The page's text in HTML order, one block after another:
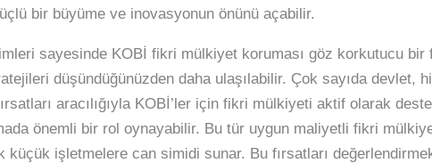
bir büyüme ve inovasyonun önünü açabilir.
sayesinde KOBİ fikri mülkiyet koruması göz korkutucu
düşündüğünüzden daha ulaşılabilir. Çok sayıda devlet,
aracılığıyla KOBİ’ler için fikri mülkiyeti aktif olarak
önemli bir rol oynayabilir. Bu tür uygun maliyetli fikri
küçük işletmelere can simidi sunar. Bu fırsatları